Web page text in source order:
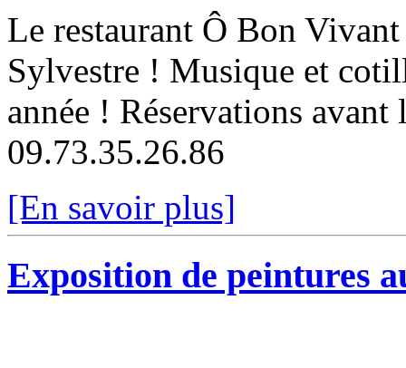
Le restaurant Ô Bon
Sylvestre ! Musique et
année ! Réservations avant
09.73.35.26.86
[En savoir plus]
Exposition de peintures